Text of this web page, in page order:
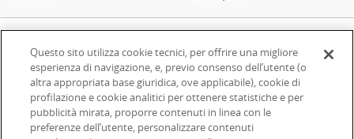
Inizia ora!
Questo sito utilizza cookie tecnici, per offrire una migliore
esperienza di navigazione, e, previo consenso dell’utente (o
altra appropriata base giuridica, ove applicabile), cookie di
profilazione e cookie analitici per ottenere statistiche e per
pubblicità mirata, proporre contenuti in linea con le
preferenze dell’utente, personalizzare contenuti